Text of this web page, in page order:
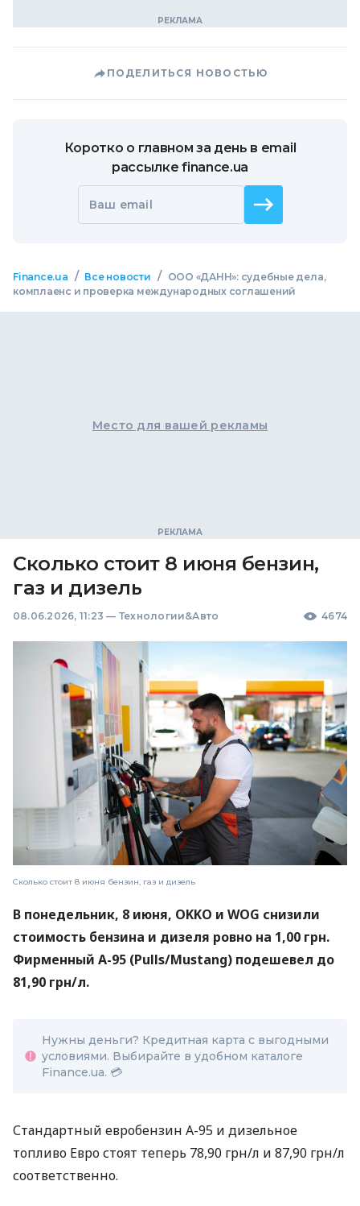
ПОДЕЛИТЬСЯ НОВОСТЬЮ
Коротко о главном за день в email
рассылке finance.ua
Ваш email
Finance.ua / Все новости /
ООО «ДАНН»: судебные дела,
комплаенс и проверка международных соглашений
Место для вашей рекламы
Сколько стоит 8 июня бензин,
газ и дизель
08.06.2026, 11:23 — Технологии&Авто 4674
Сколько стоит 8 июня бензин, газ и дизель
В понедельник, 8 июня, OKKO и WOG снизили
стоимость бензина и дизеля ровно на 1,00 грн.
Фирменный А-95 (Pulls/Mustang) подешевел до
81,90 грн/л.
Нужны деньги? Кредитная карта с выгодными
условиями. Выбирайте в удобном каталоге
Finance.ua. 💳
Стандартный евробензин А-95 и дизельное
топливо Евро стоят теперь 78,90 грн/л и 87,90 грн/л
соответственно.